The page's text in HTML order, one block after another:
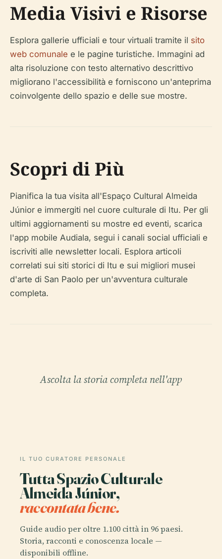
Media Visivi e Risorse
Esplora gallerie ufficiali e tour virtuali tramite il sito
web comunale e le pagine turistiche. Immagini ad
alta risoluzione con testo alternativo descrittivo
migliorano l'accessibilità e forniscono un'anteprima
coinvolgente dello spazio e delle sue mostre.
Scopri di Più
Pianifica la tua visita all'Espaço Cultural Almeida
Júnior e immergiti nel cuore culturale di Itu. Per gli
ultimi aggiornamenti su mostre ed eventi, scarica
l'app mobile Audiala, segui i canali social ufficiali e
iscriviti alle newsletter locali. Esplora articoli
correlati sui siti storici di Itu e sui migliori musei
d'arte di San Paolo per un'avventura culturale
completa.
Ascolta la storia completa nell'app
IL TUO CURATORE PERSONALE
Tutta Spazio Culturale
Almeida Júnior,
raccontata bene.
Guide audio per oltre 1.100 città in 96 paesi.
Storia, racconti e conoscenza locale —
disponibili offline.